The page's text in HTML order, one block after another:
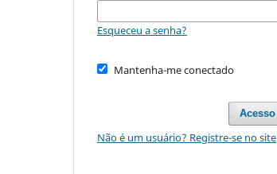
Esqueceu a senha?
Mantenha-me conectado
Acesso
Não é um usuário? Registre-se no site